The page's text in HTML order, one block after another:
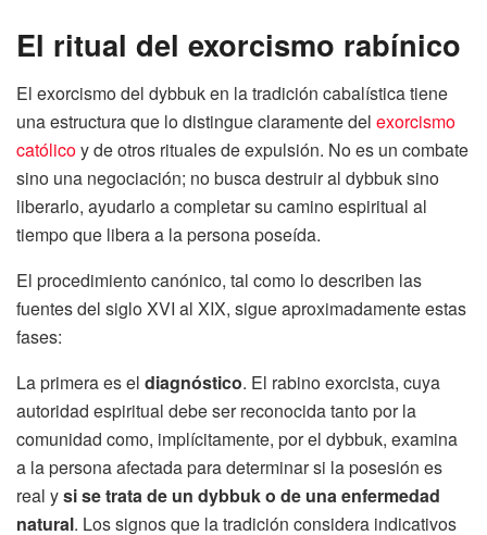
El ritual del exorcismo rabínico
El exorcismo del dybbuk en la tradición cabalística tiene
una estructura que lo distingue claramente del exorcismo
católicoy de otros rituales de expulsión. No es un combate
sino una negociación; no busca destruir al dybbuk sino
liberarlo, ayudarlo a completar su camino espiritual al
tiempo que libera a la persona poseída.
El procedimiento canónico, tal como lo describen las
fuentes del siglo XVI al XIX, sigue aproximadamente estas
fases:
La primera es el diagnóstico. El rabino exorcista, cuya
autoridad espiritual debe ser reconocida tanto por la
comunidad como, implícitamente, por el dybbuk, examina
a la persona afectada para determinar si la posesión es
real ysi se trata de un dybbuk o de una enfermedad
natural. Los signos que la tradición considera indicativos